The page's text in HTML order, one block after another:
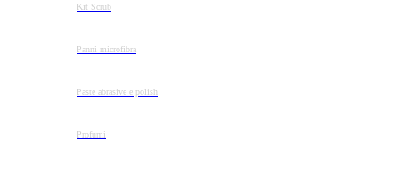
Kit Scrub
Panni microfibra
Paste abrasive e polish
Profumi